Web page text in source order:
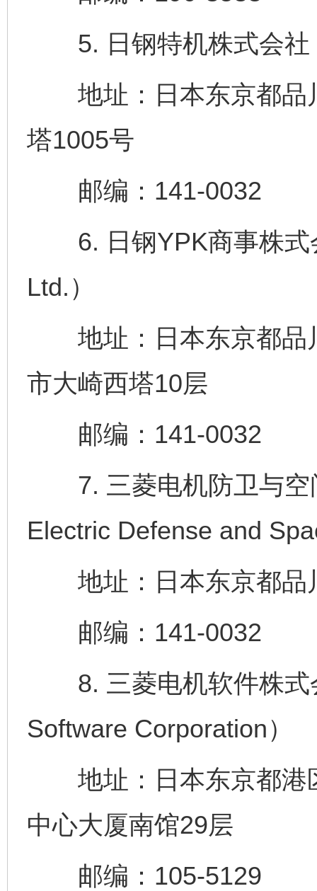
5. 日钢特机株式会社
地址：日本东京都品
塔1005号
邮编：141-0032
6. 日钢YPK商事株式
Ltd.）
地址：日本东京都品
市大崎西塔10层
邮编：141-0032
7. 三菱电机防卫与空
Electric Defense and
地址：日本东京都品
邮编：141-0032
8. 三菱电机软件株式
Software Corporation）
地址：日本东京都港
中心大厦南馆29层
邮编：105-5129